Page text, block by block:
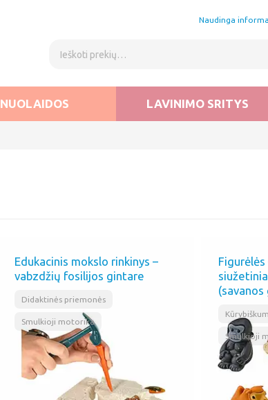
Naudinga
NUOLAIDOS LAVINIMO SRITYS
Edukacinis mokslo rinkinys –
vabzdžių fosilijos gintare
Didaktinės priemonės
Smulkioji motorika
(savanos
Smulkioji